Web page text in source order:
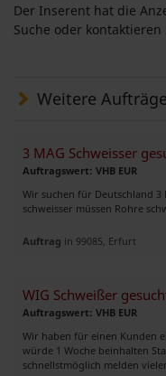
Der Inserent hat die
Suche oder kontaktieren
Weitere Aufträge
3 MAG Schweisser
Auftragswert: VHB EUR
Wir suchen für Deutschland 3
schweisser müssen Rohre
Auftrag in 99085, Erfurt
WIG Schweißer
Auftragswert: VHB EUR
Wir haben für einen Kunden
würde 1 Woche beinhalten
schnellstmöglich melden vielen